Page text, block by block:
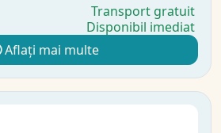
Transport gratuit
Disponibil imediat
Aflați mai multe